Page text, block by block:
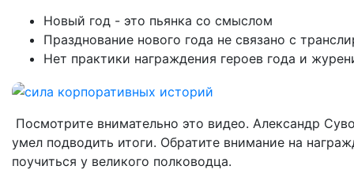
Новый год - это пьянка со смыслом
Празднование нового года не связано с
Нет практики награждения героев года и
Посмотрите внимательно это видео. Александр
умел подводить итоги. Обратите внимание на
поучиться у великого полководца.